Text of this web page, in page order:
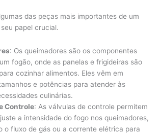
das peças mais importantes de um
papel crucial.
: Os queimadores são os componentes
fogão, onde as panelas e frigideiras são
cozinhar alimentos. Eles vêm em
e potências para atender às
culinárias.
Controle: As válvulas de controle permitem
a intensidade do fogo nos queimadores,
o fluxo de gás ou a corrente elétrica para